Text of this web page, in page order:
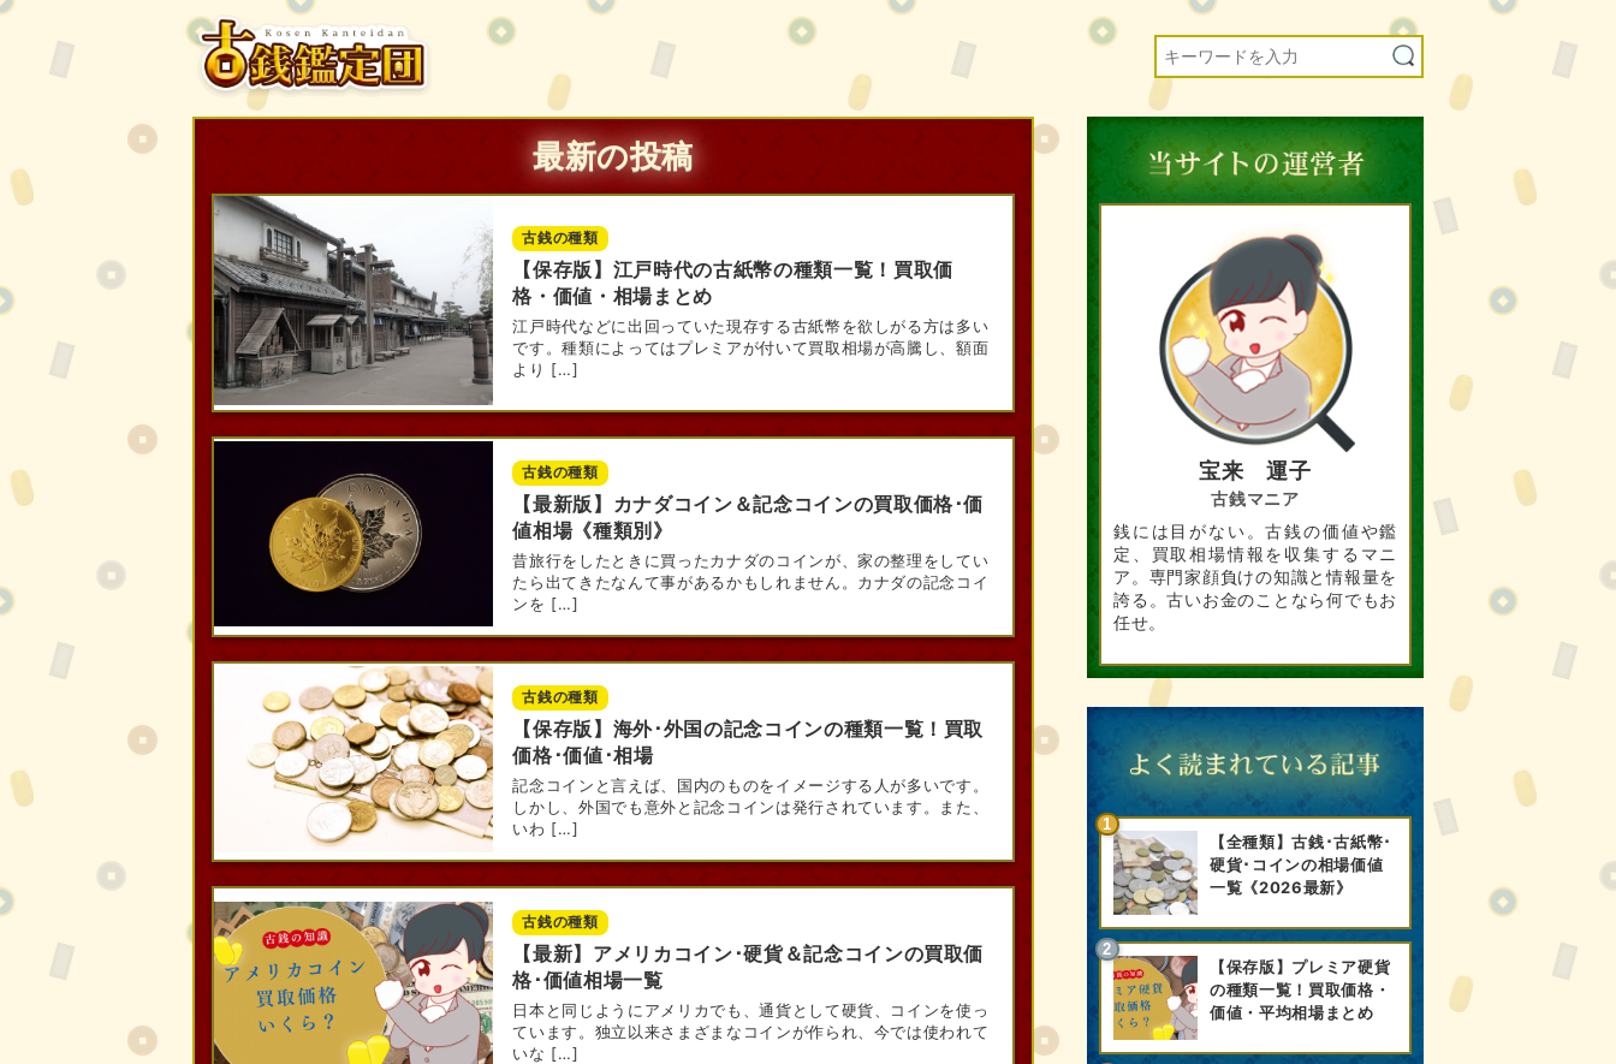
最新の投稿
古銭の種類
【保存版】江戸時代の古紙幣の種類一覧！買取価
格・価値・相場まとめ
江戸時代などに出回っていた現存する古紙幣を欲しがる方は多い
です。種類によってはプレミアが付いて買取相場が高騰し、額面
より […]
古銭の種類
【最新版】カナダコイン＆記念コインの買取価格･価
値相場《種類別》
昔旅行をしたときに買ったカナダのコインが、家の整理をしてい
たら出てきたなんて事があるかもしれません。カナダの記念コイ
ンを […]
古銭の種類
【保存版】海外･外国の記念コインの種類一覧！買取
価格･価値･相場
記念コインと言えば、国内のものをイメージする人が多いです。
しかし、外国でも意外と記念コインは発行されています。また、
いわ […]
古銭の種類
【最新】アメリカコイン･硬貨＆記念コインの買取価
格･価値相場一覧
日本と同じようにアメリカでも、通貨として硬貨、コインを使っ
ています。独立以来さまざまなコインが作られ、今では使われて
いな […]
宝来 運子
古銭マニア
銭には目がない。古銭の価値や鑑
定、買取相場情報を収集するマニ
ア。専門家顔負けの知識と情報量を
誇る。古いお金のことなら何でもお
任せ。
人気記事
【全種類】古銭･古紙幣･
硬貨･コインの相場価値
一覧《2026最新》
【保存版】プレミア硬貨
の種類一覧！買取価格・
価値・平均相場まとめ